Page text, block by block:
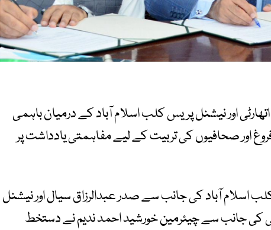
اور نیشنل پریس کلب اسلام آباد کے درمیان باہمی
اور صحافیوں کی تربیت کے لیے مفاہمتی یادداشت پر
اسلام آباد کی جانب سے صدر عبدالرزاق سیال اور نیشنل
کی جانب سے چیئرمین خورشید احمد ندیم نے دستخط